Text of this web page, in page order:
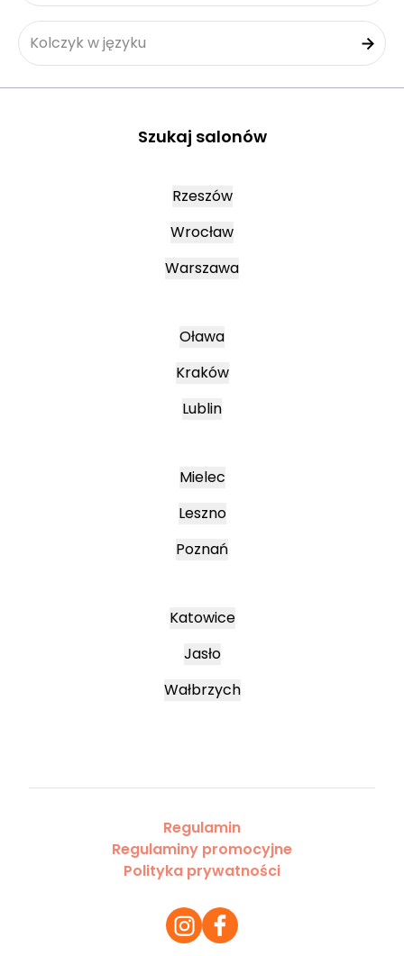
Kolczyk w języku
Szukaj salonów
Rzeszów
Wrocław
Warszawa
Oława
Kraków
Lublin
Mielec
Leszno
Poznań
Katowice
Jasło
Wałbrzych
Regulamin
Regulaminy promocyjne
Polityka prywatności